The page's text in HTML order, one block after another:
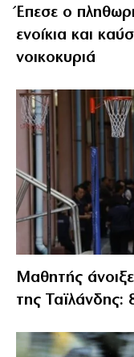
Έπεσε ο
ενοίκια και
νοικοκυριά
Μαθητής
της Ταϊλάνδης: